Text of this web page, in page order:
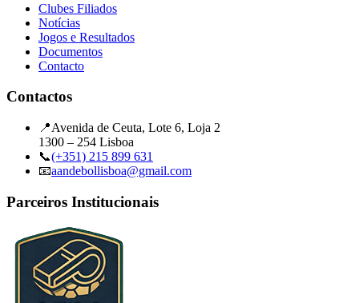
Clubes Filiados
Notícias
Jogos e Resultados
Documentos
Contacto
Contactos
📍Avenida de Ceuta, Lote 6, Loja 2
1300 – 254 Lisboa
📞(+351) 215 899 631
📧aandebollisboa@gmail.com
Parceiros Institucionais